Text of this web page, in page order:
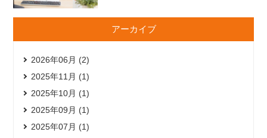
アーカイブ
2026年06月 (2)
2025年11月 (1)
2025年10月 (1)
2025年09月 (1)
2025年07月 (1)